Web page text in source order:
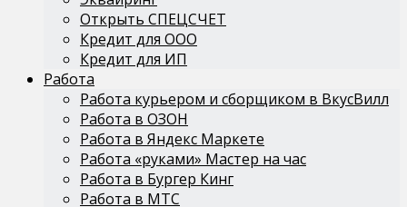
Открыть СПЕЦСЧЕТ
Кредит для ООО
Кредит для ИП
Работа
Работа курьером и сборщиком в ВкусВилл
Работа в ОЗОН
Работа в Яндекс Маркете
Работа «руками» Мастер на час
Работа в Бургер Кинг
Работа в МТС